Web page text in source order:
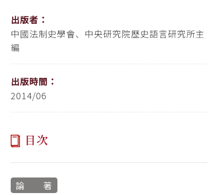
出版者：
中國法制史學會、中央研究院歷史語言研究所主
編
出版時間：
2014/06
目次
論 著